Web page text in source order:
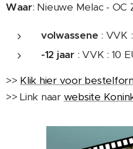
Waar: Nieuwe Melac - OC
volwassene : VVK
-12 jaar: VVK : 10
>> Klik hier voor
>> Link naar website